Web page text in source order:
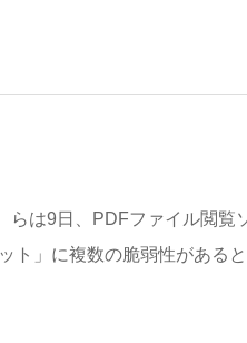
らは9日、PDFファイル閲覧
ト」に複数の脆弱性がある